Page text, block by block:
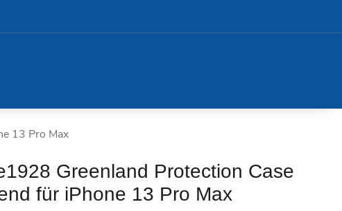
13 Pro Max
Greenland Protection Case
für iPhone 13 Pro Max